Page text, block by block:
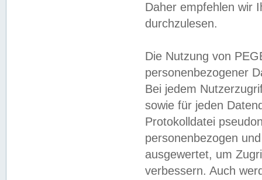
Daher empfehlen wir
durchzulesen.
Die Nutzung von
personenbezogener
Bei jedem
sowie für jeden
Protokolldatei
personenbezogen
ausgewertet, um
verbessern. Auch